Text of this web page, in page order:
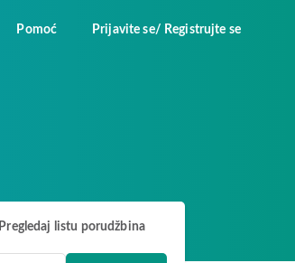
Pomoć Prijavite se/ Registrujte se
Pregledaj listu porudžbina